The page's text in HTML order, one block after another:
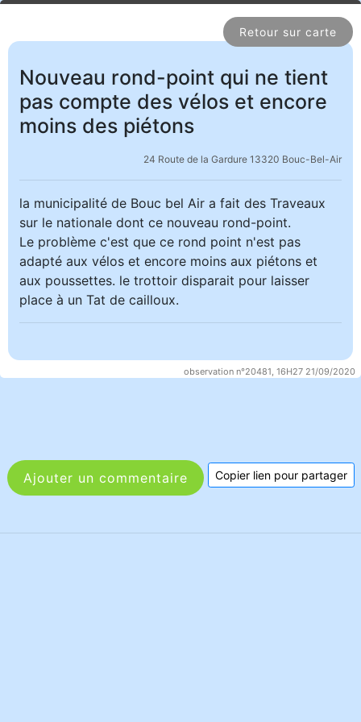
Retour sur carte
observation n°20481, 16H27 21/09/2020
Nouveau rond-point qui ne tient
pas compte des vélos et encore
moins des piétons
24 Route de la Gardure 13320 Bouc-Bel-Air
la municipalité de Bouc bel Air a fait des Traveaux
sur le nationale dont ce nouveau rond-point.
Le problème c'est que ce rond point n'est pas
adapté aux vélos et encore moins aux piétons et
aux poussettes. le trottoir disparait pour laisser
place à un Tat de cailloux.
Ajouter un commentaire Copier lien pour partager